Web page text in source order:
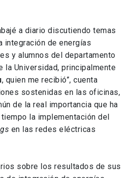
a diario discutiendo temas
integración de energías
y alumnos del departamento
la Universidad, principalmente
, quien me recibió”, cuenta
sostenidas en las oficinas,
de la real importancia que ha
la implementación del
en las redes eléctricas
sobre los resultados de sus